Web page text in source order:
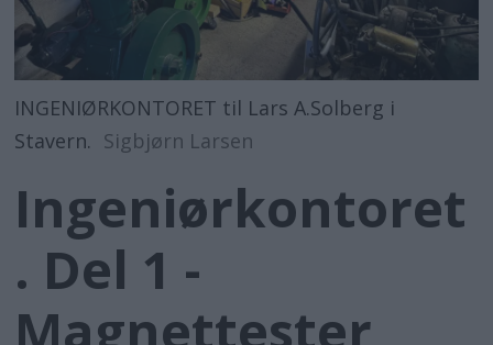
INGENIØRKONTORET til Lars A.Solberg i
Stavern. Sigbjørn Larsen
Ingeniørkontoret
. Del 1 -
Magnettester